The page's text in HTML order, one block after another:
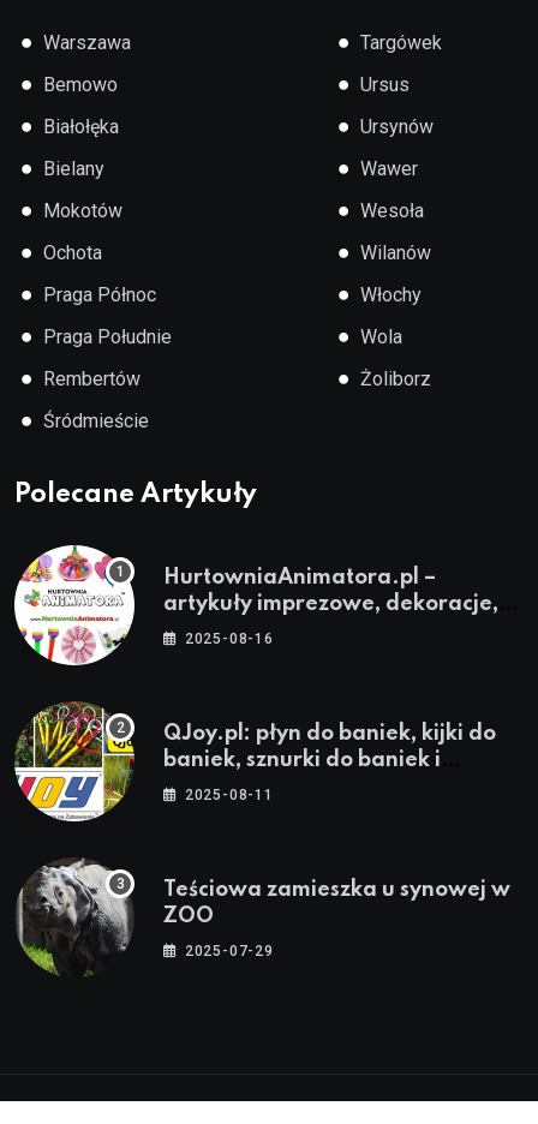
● Warszawa
● Bemowo
● Białołęka
● Bielany
● Mokotów
● Ochota
● Praga Północ
● Praga Południe
● Rembertów
● Śródmieście
● Targówek
● Ursus
● Ursynów
● Wawer
● Wesoła
● Wilanów
● Włochy
● Wola
● Żoliborz
Polecane Artykuły
HurtowniaAnimatora.pl –
artykuły imprezowe, dekoracje,
stroje i akcesoria dla animatorów
2025-08-16
QJoy.pl: płyn do baniek, kijki do
baniek, sznurki do baniek i
zestawy do baniek
2025-08-11
Teściowa zamieszka u synowej w
ZOO
2025-07-29